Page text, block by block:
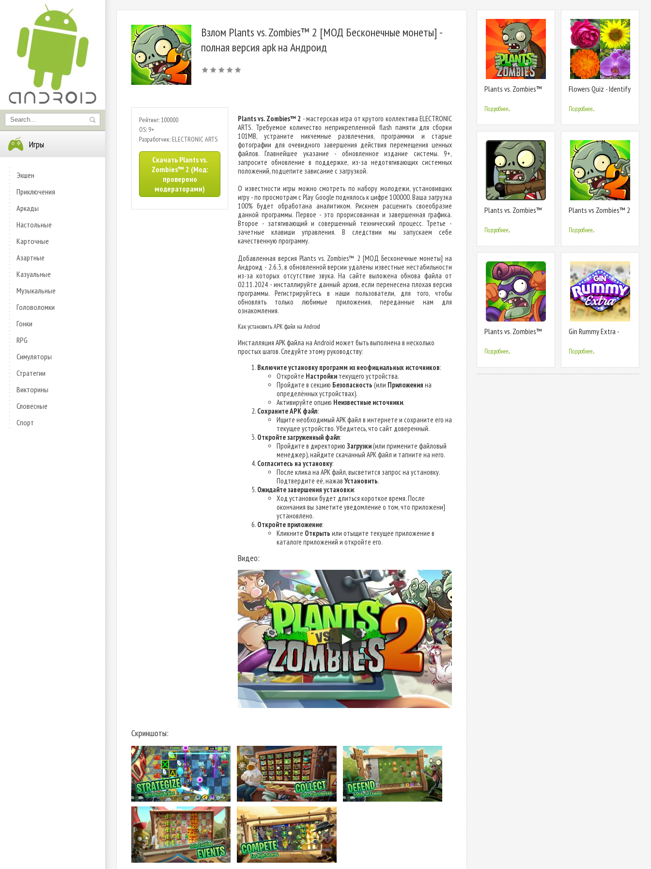
Игры
Экшен
Приключения
Аркады
Настольные
Карточные
Азартные
Казуальные
Музыкальные
Головоломки
Гонки
RPG
Симуляторы
Стратегии
Викторины
Словесные
Спорт
Взлом Plants vs. Zombies™ 2 [МОД Бесконечные монеты] -
полная версия apk на Андроид
Рейтинг: 100000
OS: 9+
Разработчик: ELECTRONIC ARTS
Скачать Plants vs.
Zombies™ 2 (Мод:
проверено
модераторами)
Plants vs. Zombies™ 2 - мастерская игра от крутого коллектива ELECTRONIC
ARTS. Требуемое количество неприкрепленной flash памяти для сборки
101MB, устраните никчемные развлечения, программки и старые
фотографии для очевидного завершения действия перемещения ценных
файлов. Главнейшее указание - обновленное издание системы. 9+,
запросите обновление в поддержке, из-за недотягивающих системных
положений, подцепите зависание с загрузкой.
О известности игры можно смотреть по набору молодежи, установивших
игру - по просмотрам с Play Google поднялось к цифре 100000. Ваша загрузка
100% будет обработана аналитиком. Рискнем расценить своеобразие
данной программы. Первое - это прорисованная и завершенная графика.
Второе - затягивающий и совершенный технический процесс. Третье -
зачетные клавиши управления. В следствии мы запускаем себе
качественную программу.
Добавленная версия Plants vs. Zombies™ 2 [МОД Бесконечные монеты] на
Андроид - 2.6.3, в обновленной версии удалены известные нестабильности
из-за которых отсутствие звука. На сайте выложена обнова файла от
02.11.2024 - инсталлируйте данный архив, если перенесена плохая версия
программы. Регистрируйтесь в наши пользователи, для того, чтобы
обновлять только любимые приложения, переданные нам для
ознакомления.
Как установить APK файл на Android
Инсталляция APK файла на Android может быть выполнена в несколько
простых шагов. Следуйте этому руководству:
Включите установку программ из неофициальных источников:
Откройте Настройки текущего устройства.
Пройдите в секцию Безопасность (или Приложения на
определённых устройствах).
Активируйте опцию Неизвестные источники.
Сохраните APK файл:
Ищите необходимый APK файл в интернете и сохраните его на
текущее устройство. Убедитесь, что сайт доверенный.
Откройте загруженный файл:
Пройдите в директорию Загрузки(или примените файловый
менеджер), найдите скачанный APK файл и тапните на него.
Согласитесь на установку:
После клика на APK файл, высветится запрос на установку.
Подтвердите её, нажав Установить.
Ожидайте завершения установки:
Ход установки будет длиться короткое время. После
окончания вы заметите уведомление о том, что приложени}
установлено.
Откройте приложение:
Кликните Открыть или отыщите текущее приложение в
каталоге приложений и откройте его.
Видео:
Скриншоты:
Plants vs. Zombies™
Подробнее...
Flowers Quiz - Identify
Подробнее...
Plants vs. Zombies™
Подробнее...
Plants vs Zombies™ 2
Подробнее...
Plants vs. Zombies™
Подробнее...
Gin Rummy Extra -
Подробнее...